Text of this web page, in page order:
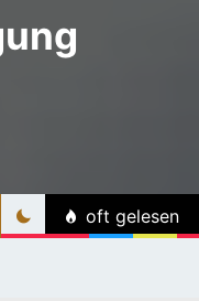
oft gelesen